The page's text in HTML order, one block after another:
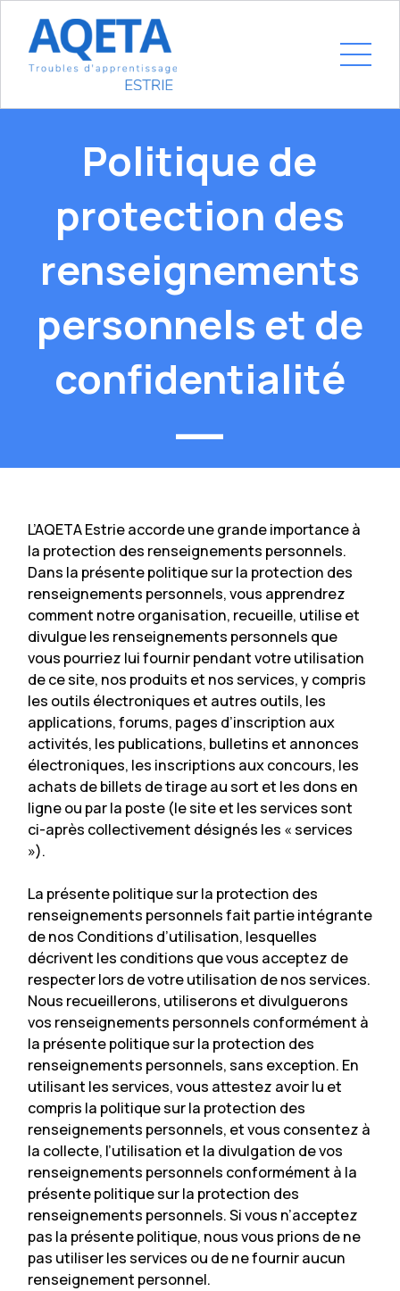
Politique de
protection des
renseignements
personnels et de
confidentialité
L’AQETA Estrie accorde une grande importance à
la protection des renseignements personnels.
Dans la présente politique sur la protection des
renseignements personnels, vous apprendrez
comment notre organisation, recueille, utilise et
divulgue les renseignements personnels que
vous pourriez lui fournir pendant votre utilisation
de ce site, nos produits et nos services, y compris
les outils électroniques et autres outils, les
applications, forums, pages d’inscription aux
activités, les publications, bulletins et annonces
électroniques, les inscriptions aux concours, les
achats de billets de tirage au sort et les dons en
ligne ou par la poste (le site et les services sont
ci-après collectivement désignés les « services
»).
La présente politique sur la protection des
renseignements personnels fait partie intégrante
de nos Conditions d’utilisation, lesquelles
décrivent les conditions que vous acceptez de
respecter lors de votre utilisation de nos services.
Nous recueillerons, utiliserons et divulguerons
vos renseignements personnels conformément à
la présente politique sur la protection des
renseignements personnels, sans exception. En
utilisant les services, vous attestez avoir lu et
compris la politique sur la protection des
renseignements personnels, et vous consentez à
la collecte, l’utilisation et la divulgation de vos
renseignements personnels conformément à la
présente politique sur la protection des
renseignements personnels. Si vous n’acceptez
pas la présente politique, nous vous prions de ne
pas utiliser les services ou de ne fournir aucun
renseignement personnel.